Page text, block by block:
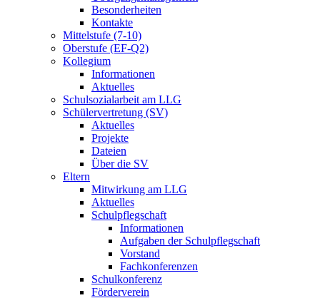
Besonderheiten
Kontakte
Mittelstufe (7-10)
Oberstufe (EF-Q2)
Kollegium
Informationen
Aktuelles
Schulsozialarbeit am LLG
Schülervertretung (SV)
Aktuelles
Projekte
Dateien
Über die SV
Eltern
Mitwirkung am LLG
Aktuelles
Schulpflegschaft
Informationen
Aufgaben der Schulpflegschaft
Vorstand
Fachkonferenzen
Schulkonferenz
Förderverein